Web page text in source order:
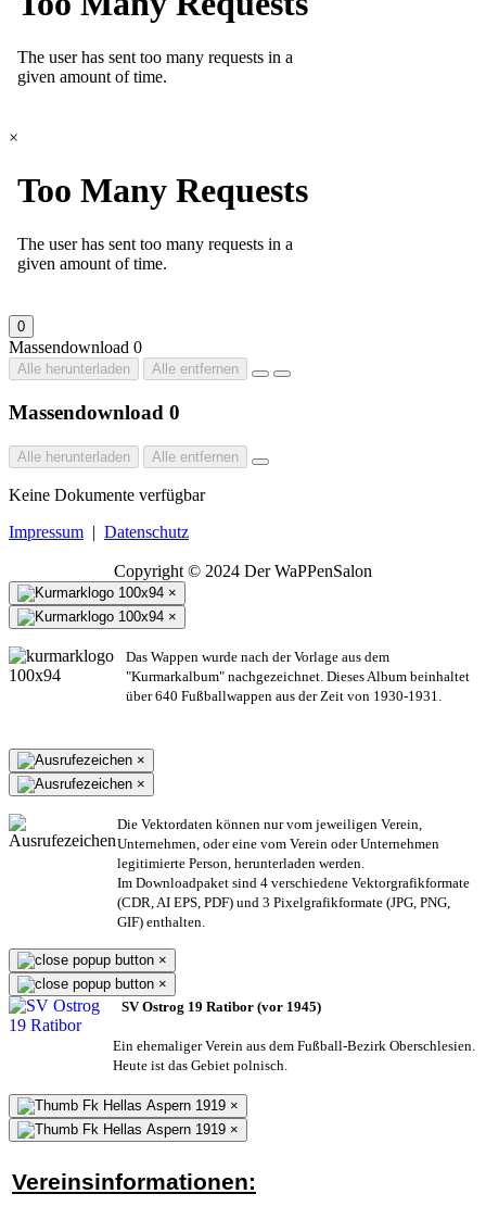
×
0
Massendownload 0
Alle herunterladen Alle entfernen
Massendownload 0
Alle herunterladen Alle entfernen
Keine Dokumente verfügbar
Impressum | Datenschutz
Copyright © 2024 Der WaPPenSalon
×
×
Das Wappen wurde nach der Vorlage aus dem
"Kurmarkalbum" nachgezeichnet. Dieses Album beinhaltet
über 640 Fußballwappen aus der Zeit von 1930-1931.
×
×
Die Vektordaten können nur vom jeweiligen Verein,
Unternehmen, oder eine vom Verein oder Unternehmen
legitimierte Person, herunterladen werden.
Im Downloadpaket sind 4 verschiedene Vektorgrafikformate
(CDR, AI EPS, PDF) und 3 Pixelgrafikformate (JPG, PNG,
GIF) enthalten.
×
×
SV Ostrog 19 Ratibor (vor 1945)
Ein ehemaliger Verein aus dem Fußball-Bezirk Oberschlesien.
Heute ist das Gebiet polnisch.
×
×
Vereinsinformationen: